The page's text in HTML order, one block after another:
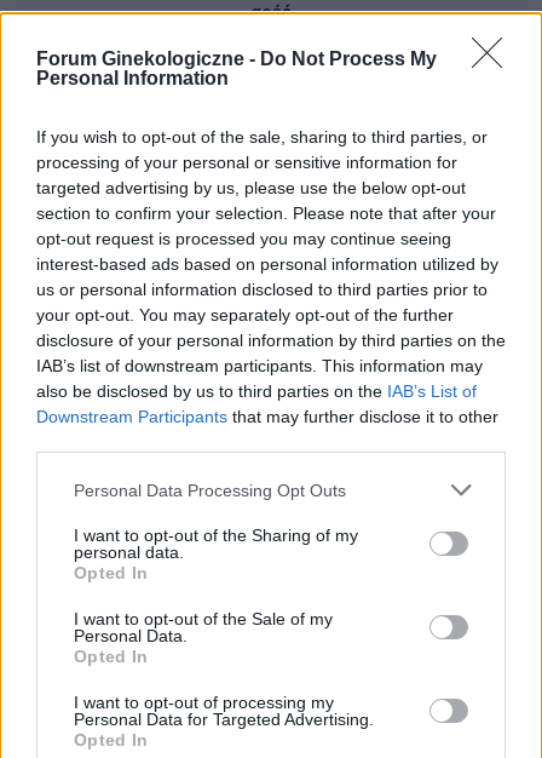
Forum Ginekologiczne - Do Not Process My
Personal Information
If you wish to opt-out of the sale, sharing to third parties, or
processing of your personal or sensitive information for
targeted advertising by us, please use the below opt-out
section to confirm your selection. Please note that after your
opt-out request is processed you may continue seeing
interest-based ads based on personal information utilized by
us or personal information disclosed to third parties prior to
your opt-out. You may separately opt-out of the further
disclosure of your personal information by third parties on the
IAB’s list of downstream participants. This information may
also be disclosed by us to third parties on the IAB’s List of
Downstream Participants that may further disclose it to other
Personal Data Processing Opt Outs
I want to opt-out of the Sharing of my
personal data.
Opted In
I want to opt-out of the Sale of my
Personal Data.
Opted In
I want to opt-out of processing my
Personal Data for Targeted Advertising.
Opted In
gość
Dziwne plamienia
maju myślałam że dostałam pierwszej
miesiączki (karmię piersią) ale to nie było
typowe jak na okres. Przypominało to bardziej
takie plamienie i to nie żywą różową Kris ze
śluzem lecz czarnobrązowy śluz który jednego
dnia był a na drugi dzień było czysto. I robi się
mi tak co 2 tyg raz trwa 3 dni a raz 6 jak przy
miesiączce. Czy to normalne ?
Forum:Ginekologia - forum dla rodziny i
pacjentki
gość
Pytanie
powinnam usunąć go dopiero 05 lipca, a nie
stosunek z mężem. Kupiłam w Turcji
tabletki”dzień po” (ella 30mg) i je użyłam. Nie
w sobotę. powinnam zrobić teraz 7 dni przerwy i
włożyć nowy krążek w następną niedzielę? Czy
pacjentki
Obtarcie blon sluzowych pochwy